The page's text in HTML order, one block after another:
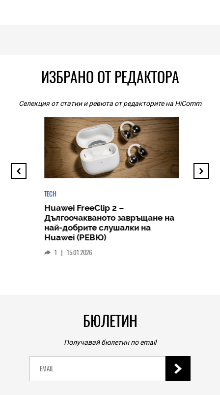
ИЗБРАНО ОТ РЕДАКТОРА
Селекция от статии и ревюта от редакторите на HiComm
TECH
Huawei FreeClip 2 –
Дългоочакваното завръщане на
най-добрите слушалки на
Huawei (РЕВЮ)
1 15.01.2026
БЮЛЕТИН
Получавай бюлетин по email